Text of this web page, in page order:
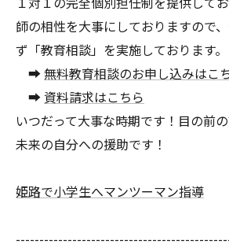
師の相性を大事にしておりますので
ず「教育相談」を実施しております。
➡無料教育相談のお申し込みはこ
➡ 資料請求はこちら
いつだって大事な時期です！目の前
未来の自分への援助です！
姫路で小学生へマンツーマン指導